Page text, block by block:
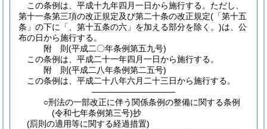
この条例は、平成十九年四月一日から施行する。 ただし、
第十一条第三項の改正規定及び第二十条の改正規定(「第十五
条」の下に「、第十五条の六」を加える部分を除く。)は、公
布の日から施行する。
附 則(平成二〇年条例第五九号)
この条例は、平成二十一年四月一日から施行する。
附 則(平成二八年条例第二五号)
この条例は、平成二十八年六月二十三日から施行する。
――――――――――
○刑法の一部改正に伴う関係条例の整備に関する条例
(令和七年条例第三号)抄
(罰則の適用等に関する経過措置)